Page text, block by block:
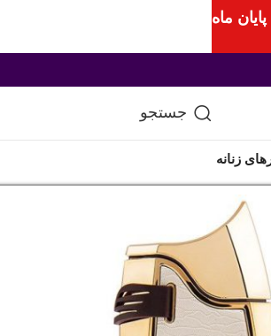
جستجو
زنانه
ماه